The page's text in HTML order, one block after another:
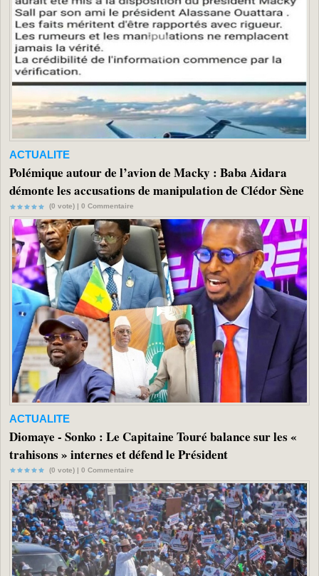
ACTUALITE
Polémique autour de l’avion de Macky : Baba Aidara
démonte les accusations de manipulation de Clédor Sène
(0 vote) | 0 Commentaire
ACTUALITE
Diomaye - Sonko : Le Capitaine Touré balance sur les «
trahisons » internes et défend le Président
(0 vote) | 0 Commentaire